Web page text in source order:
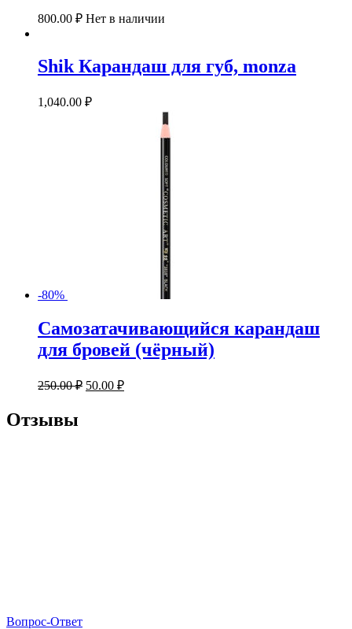
800.00 ₽ Нет в наличии
Shik Карандаш для губ, monza
1,040.00 ₽
-80%
Самозатачивающийся карандаш
для бровей (чёрный)
250.00₽ 50.00 ₽
Отзывы
Вопрос-Ответ